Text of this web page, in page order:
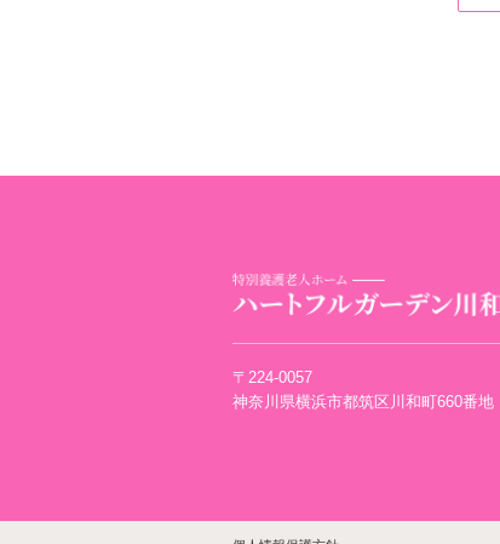
〒224-0057
神奈川県横浜市都筑区川和町660番地